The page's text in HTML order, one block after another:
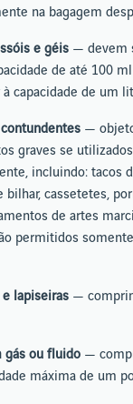
na bagagem
e géis — devem
de até 100
capacidade de um
—
graves se
incluindo: tacos
bilhar, cassetetes,
de artes
permitidos
e lapiseiras —
gás ou fluido —
máxima de um